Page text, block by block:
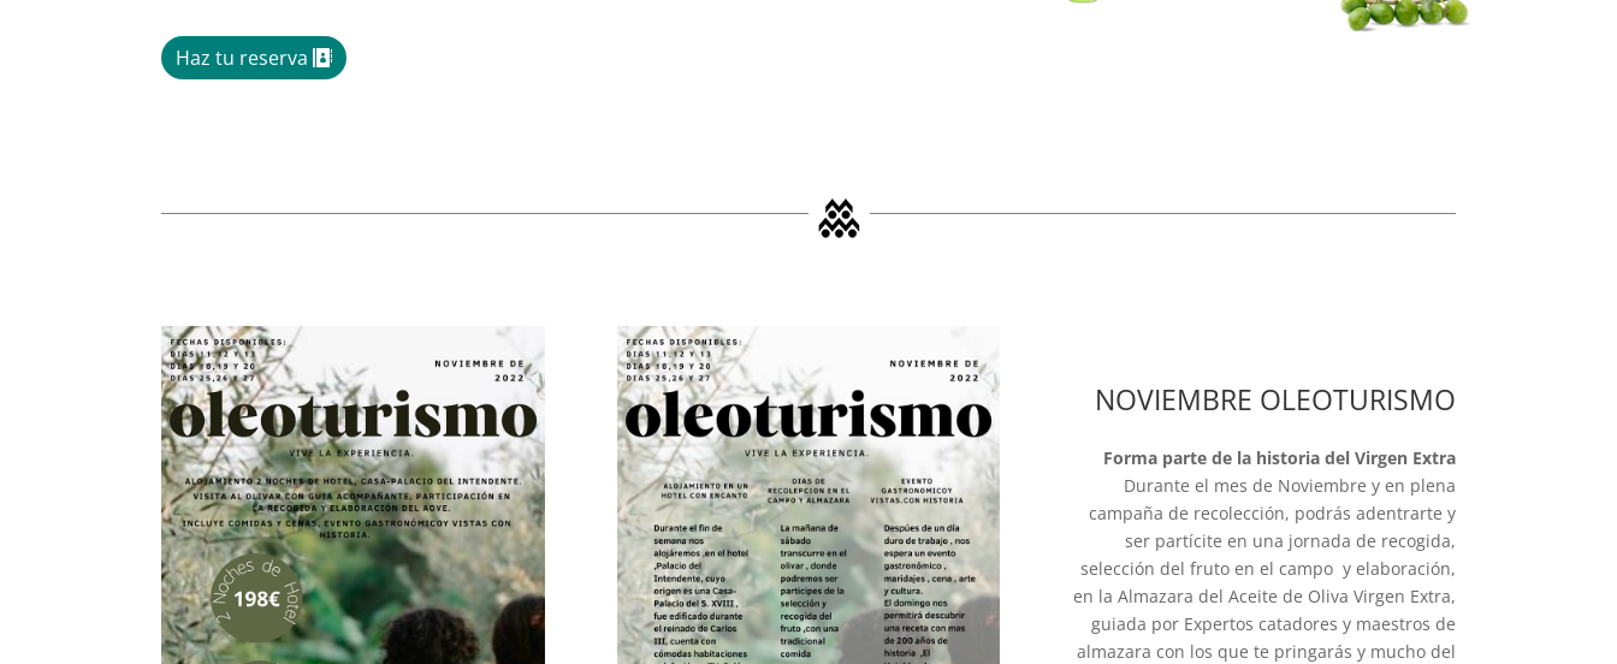
Haz tu reserva
NOVIEMBRE OLEOTURISMO
Forma parte de la historia del Virgen Extra
Durante el mes de Noviembre y en plena
campaña de recolección, podrás adentrarte y
ser partícite en una jornada de recogida,
selección del fruto en el campo y elaboración,
en la Almazara del Aceite de Oliva Virgen Extra,
guiada por Expertos catadores y maestros de
almazara con los que te pringarás y mucho del